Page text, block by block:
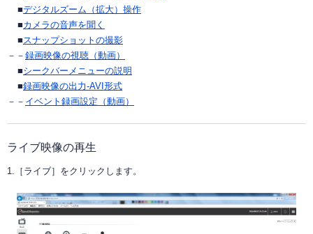
対応カメラ一覧
デジタルズーム（拡大）操作
カメラの音声を聞く
スナップショットの撮影
録画映像の視聴（動画）
シークバーメニューの説明
録画映像の出力-AVI形式
イベント録画設定（動画）
ライブ映像の再生
1.［ライブ］をクリックします。